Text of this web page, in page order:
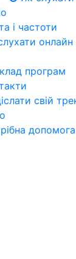
і частоти
онлайн
програм
свій
допомога